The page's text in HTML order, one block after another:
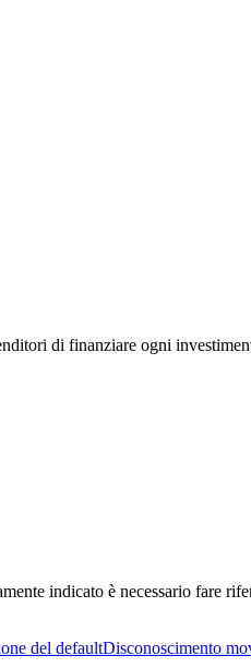
di finanziare ogni
indicato è necessario fare
del defaultDisconoscimento